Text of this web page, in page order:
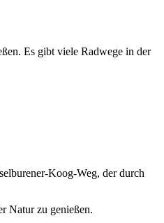
Es gibt viele Radwege in der
Koog-Weg, der durch
Natur zu genießen.